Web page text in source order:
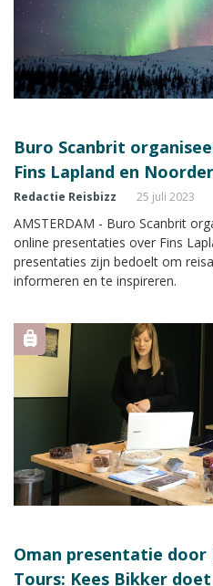
Buro Scanbrit
Fins Lapland en
Redactie Reisbizz 25 juli 2023
AMSTERDAM - Buro Scanbrit
online presentaties over Fins
presentaties zijn bedoelt om
informeren en te inspireren.
Oman presentatie door
Tours: Kees Bikker